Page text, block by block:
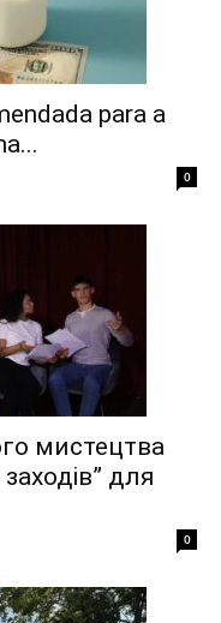
para a
0
мистецтва
для
0